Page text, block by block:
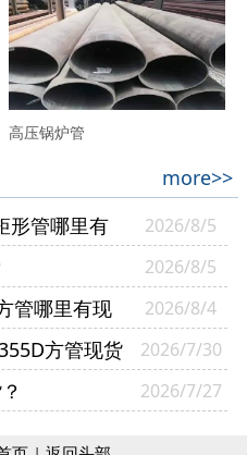
高压锅炉管
more>>
形管哪里有
2026/8/5
2026/8/5
管哪里有现
2026/8/4
方管现货
2026/7/30
2026/7/27